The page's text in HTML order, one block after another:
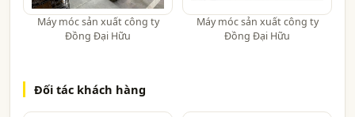
Máy móc sản xuất công ty
Đồng Đại Hữu
Máy móc sản xuất công ty
Đồng Đại Hữu
Đối tác khách hàng